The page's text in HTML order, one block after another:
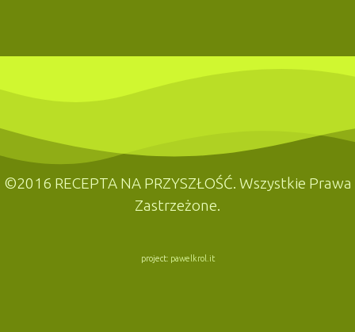
©2016 RECEPTA NA PRZYSZŁOŚĆ. Wszystkie Prawa
Zastrzeżone.
project: pawelkrol.it